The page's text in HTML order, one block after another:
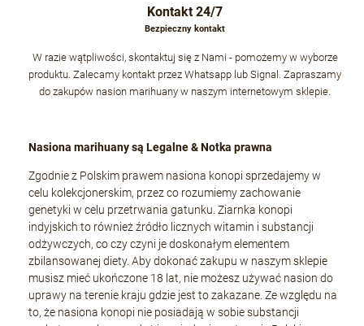
Kontakt 24/7
Bezpieczny kontakt
W razie wątpliwości, skontaktuj się z Nami - pomożemy w wyborze
produktu. Zalecamy kontakt przez Whatsapp lub Signal. Zapraszamy
do zakupów nasion marihuany w naszym internetowym sklepie.
Nasiona marihuany są Legalne & Notka prawna
Zgodnie z Polskim prawem nasiona konopi sprzedajemy w
celu kolekcjonerskim, przez co rozumiemy zachowanie
genetyki w celu przetrwania gatunku. Ziarnka konopi
indyjskich to również źródło licznych witamin i substancji
odżywczych, co czy czyni je doskonałym elementem
zbilansowanej diety. Aby dokonać zakupu w naszym sklepie
musisz mieć ukończone 18 lat, nie możesz używać nasion do
uprawy na terenie kraju gdzie jest to zakazane. Ze względu na
to, że nasiona konopi nie posiadają w sobie substancji